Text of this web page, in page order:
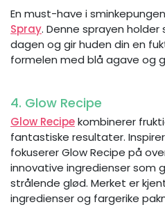
En must-have i
Spray. Denne sprayen holder
dagen og gir huden din en
formelen med blå agave og
4. Glow Recipe
Glow Recipekombinerer
fantastiske resultater.
fokuserer Glow Recipe på
innovative ingredienser som
strålende glød. Merket er
ingredienser og fargerike